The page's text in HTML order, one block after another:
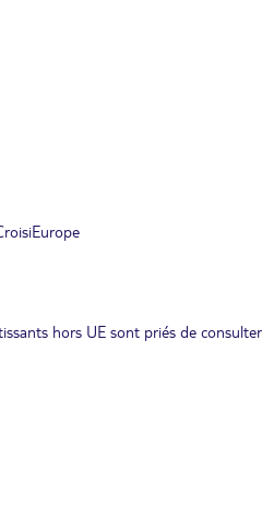
hors UE sont priés de